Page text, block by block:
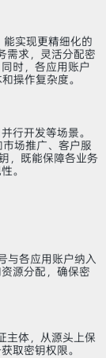
实现更精细化的
需求，灵活分配密
时，各应用账户
操作复杂度。
行开发等场景。
场推广、客户服
，既能保障各业务
。
与各应用账户纳入
源分配，确保密
主体，从源头上保
取密钥权限。